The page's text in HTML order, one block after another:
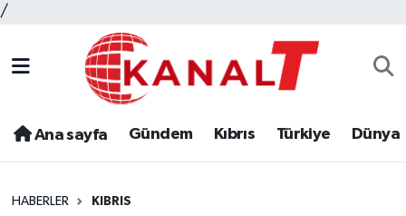
/
Ana sayfa Gündem Kıbrıs Türkiye Dünya
HABERLER KIBRIS